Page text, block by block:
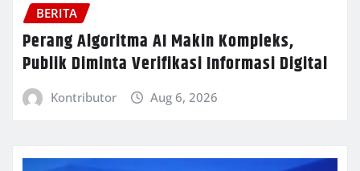
BERITA
Perang Algoritma AI Makin Kompleks,
Publik Diminta Verifikasi Informasi Digital
Kontributor Aug 6, 2026